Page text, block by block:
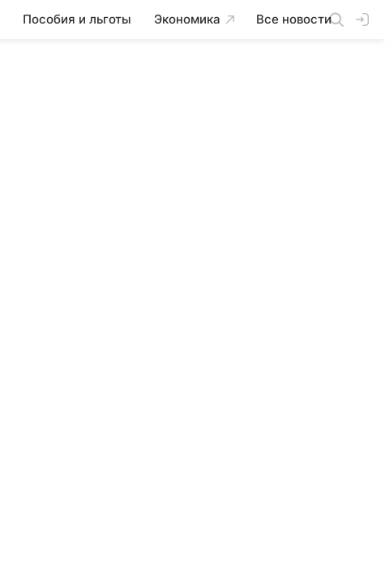
Пособия и льготы Экономика Все новости